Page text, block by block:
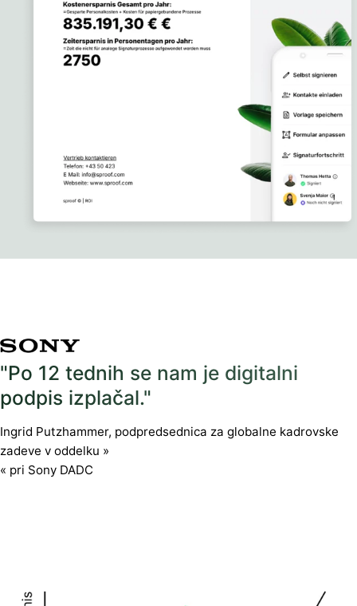
"Po 12 tednih se nam je digitalni
podpis izplačal."
Ingrid Putzhammer, podpredsednica za globalne kadrovske
zadeve v oddelku »
« pri Sony DADC